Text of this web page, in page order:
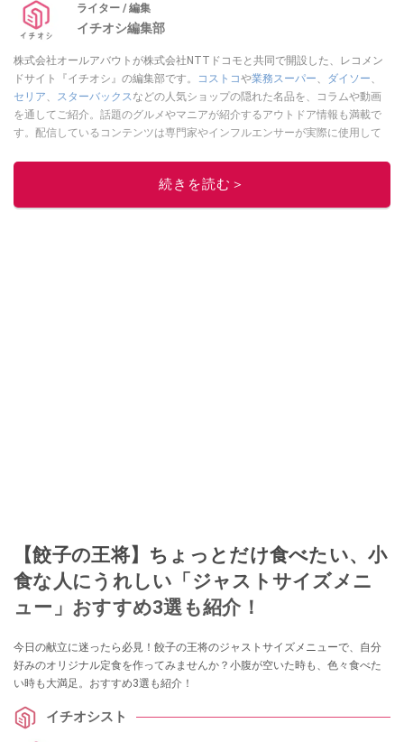
ライター / 編集
イチオシ編集部
株式会社オールアバウトが株式会社NTTドコモと共同で開設した、レコメン
ドサイト『イチオシ』の編集部です。
コストコや業務スーパー ダイソー
セリア
スターバックス などの人気ショップの隠れた名品を、コラムや動画
を通してご紹介。話題のグルメやマニアが紹介するアウトドア情報も満載で
す。配信しているコンテンツは専門家やインフルエンサーが実際に使用して
ニュースでフォロー
続きを読む＞
【餃子の王将】ちょっとだけ食べたい、小
食な人にうれしい「ジャストサイズメニ
ュー」おすすめ3選も紹介！
今日の献立に迷ったら必見！餃子の王将のジャストサイズメニューで、自分
好みのオリジナル定食を作ってみませんか？小腹が空いた時も、色々食べた
い時も大満足。おすすめ3選も紹介！
イチオシスト